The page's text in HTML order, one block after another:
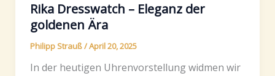
Rika Dresswatch – Eleganz der
goldenen Ära
Philipp Strauß/April 20, 2025
In der heutigen Uhrenvorstellung widmen wir